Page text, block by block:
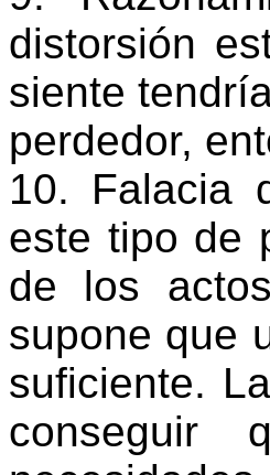
distorsión
siente
perdedor,
10. Falacia
este tipo de
de los
supone que
suficiente.
conseguir